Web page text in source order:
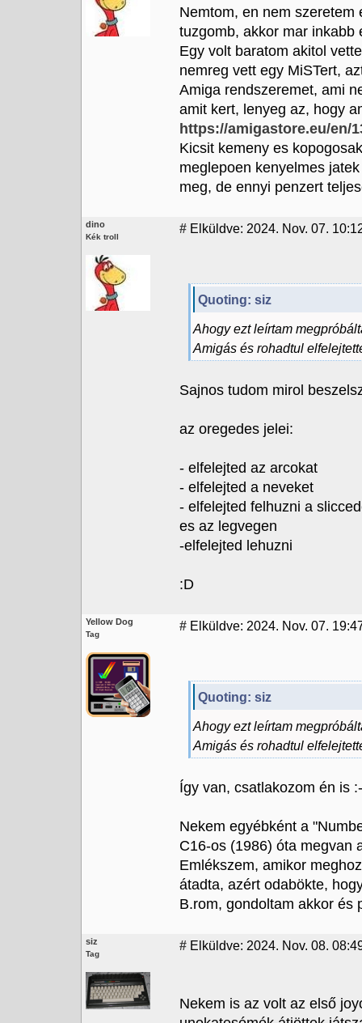
Nemtom, en nem
tuzgomb, akkor mar inkabb
Egy volt baratom akitol
nemreg vett egy MiSTert,
Amiga rendszeremet, ami
amit kert, lenyeg az, hogy
https://amigastore.eu/en/
Kicsit kemeny es
meglepoen kenyelmes
meg, de ennyi penzert
dino
Kék troll
# Elküldve: 2024. Nov. 07.
Quoting: siz
Ahogy ezt leírtam
Amigás és rohadtul
Sajnos tudom mirol
az oregedes jelei:
- elfelejted az arcokat
- elfelejted a neveket
- elfelejted felhuzni a
es az legvegen
-elfelejted lehuzni
:D
Yellow Dog
Tag
# Elküldve: 2024. Nov. 07.
Quoting: siz
Ahogy ezt leírtam
Amigás és rohadtul
Így van, csatlakozom én is
Nekem egyébként a
C16-os (1986) óta megvan
Emlékszem, amikor
átadta, azért odabökte,
B.rom, gondoltam akkor és
siz
Tag
# Elküldve: 2024. Nov. 08.
Nekem is az volt az első